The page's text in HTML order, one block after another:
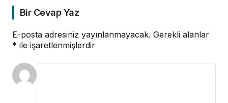
Bir Cevap Yaz
E-posta adresiniz yayınlanmayacak. Gerekli alanlar
* ile işaretlenmişlerdir